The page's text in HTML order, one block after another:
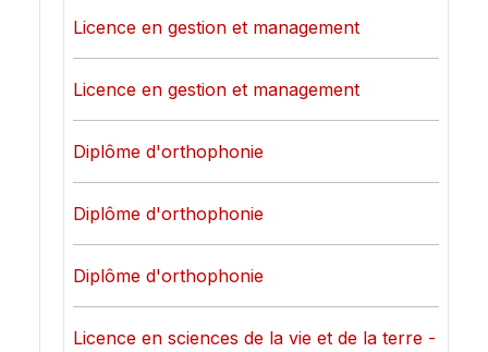
Licence en gestion et management
Licence en gestion et management
Diplôme d'orthophonie
Diplôme d'orthophonie
Diplôme d'orthophonie
Licence en sciences de la vie et de la terre -